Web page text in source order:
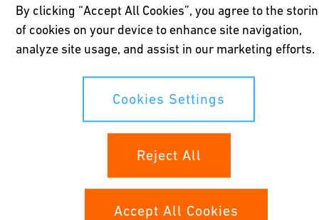
By clicking “Accept All Cookies”, you agree to the
of cookies on your device to enhance site navigation,
analyze site usage, and assist in our marketing efforts.
Cookies Settings
Reject All
Accept All Cookies